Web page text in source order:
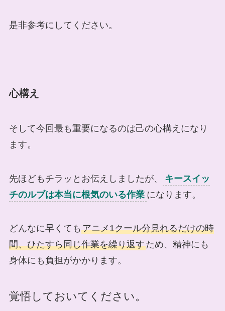
是非参考にしてください。
心構え
そして今回最も重要になるのは己の心構えになり
ます。
先ほどもチラッとお伝えしましたが、
キースイッ
チのルブは本当に根気のいる作業 になります。
どんなに早くても アニメ1クール分見れるだけの時
間、ひたすら同じ作業を繰り返すため、精神にも
身体にも負担がかかります。
覚悟しておいてください。